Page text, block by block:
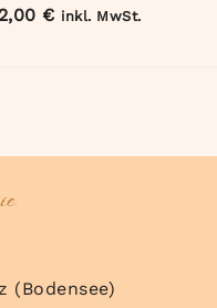
€ inkl. MwSt.
(Bodensee)